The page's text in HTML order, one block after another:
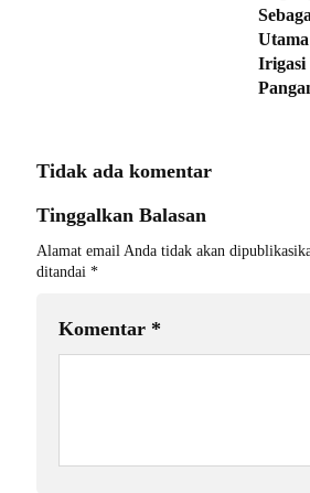
Irigasi
Tidak ada komentar
Tinggalkan Balasan
Alamat email Anda tidak akan
ditandai *
Komentar *